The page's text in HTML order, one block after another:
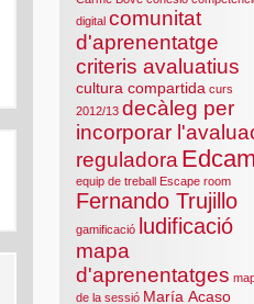
digital comunitat
d'aprenentatge
criteris avaluatius
cultura compartida curs
2012/13 decàleg per
incorporar
reguladora
equip de treball Escape room
Fernando Trujillo
gamificació ludificació
mapa
d'aprenentatges
de la sessió María Acaso